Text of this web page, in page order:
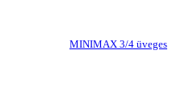
MINIMAX 3/4 üveges